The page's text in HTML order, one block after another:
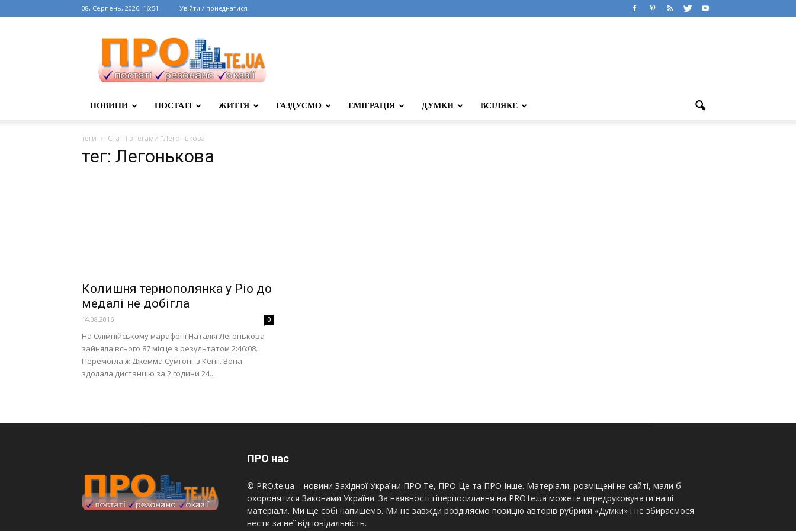
08, Серпень, 2026, 16:51 Увійти / приєднатися
НОВИНИ ПОСТАТІ ЖИТТЯ ГАЗДУЄМО ЕМІГРАЦІЯ ДУМКИ ВСІЛЯКЕ
теги Статті з тегами "Легонькова"
тег: Легонькова
Колишня тернополянка у Ріо до
медалі не добігла
14.08.2016 0
На Олімпійському марафоні Наталія Легонькова
зайняла всього 87 місце з результатом 2:46:08.
Перемогла ж Джемма Сумгонг з Кенії. Вона
здолала дистанцію за 2 години 24...
ПРО нас
© PRO.te.ua – новини Західної України ПРО Те, ПРО Це та ПРО Інше. Матеріали, розміщені на сайті, мали б
охоронятися Законами України. За наявності гіперпосилання на PRO.te.ua можете передруковувати наші
матеріали. Ми ще собі напишемо. Ми не завжди розділяємо позицію авторів рубрики «Думки» і не збираємося
нести за неї відповідальність.